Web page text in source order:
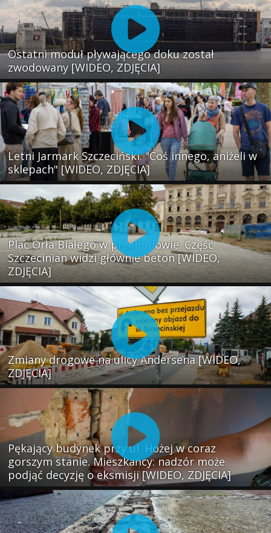
Ostatni moduł pływającego doku został
zwodowany [WIDEO, ZDJĘCIA]
Letni Jarmark Szczeciński. "Coś innego, aniżeli w
sklepach" [WIDEO, ZDJĘCIA]
Plac Orła Białego w przebudowie. Część
Szczecinian widzi głównie beton [WIDEO,
ZDJĘCIA]
Zmiany drogowe na ulicy Andersena [WIDEO,
ZDJĘCIA]
Pękający budynek przy ul. Hożej w coraz
gorszym stanie. Mieszkańcy: nadzór może
podjąć decyzję o eksmisji [WIDEO, ZDJĘCIA]